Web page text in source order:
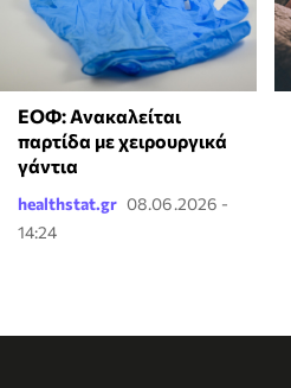
ΕΟΦ: Ανακαλείται
παρτίδα με χειρουργικά
γάντια
healthstat.gr 08.06.2026 -
14:24